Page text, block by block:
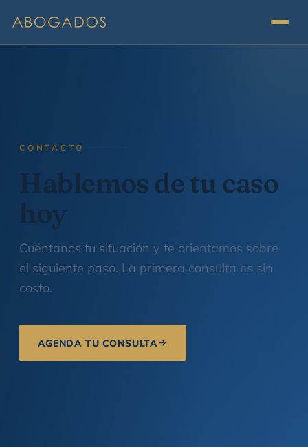
CONTACTO
Hablemos de tu caso
hoy
Cuéntanos tu situación y te orientamos sobre
el siguiente paso. La primera consulta es sin
costo.
AGENDA TU CONSULTA